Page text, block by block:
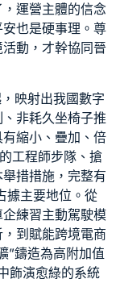
運營主體的信念
也是硬事理。尊
動，才幹協同晉
映射出我國數字
非耗久坐椅子推
縮小、疊加、倍
工程師步隊、搶
措措施，完整有
據主要地位。從
練習主動駕駛模
到賦能跨境電商
”鑄造為高附加值
飾演愈綠的系統